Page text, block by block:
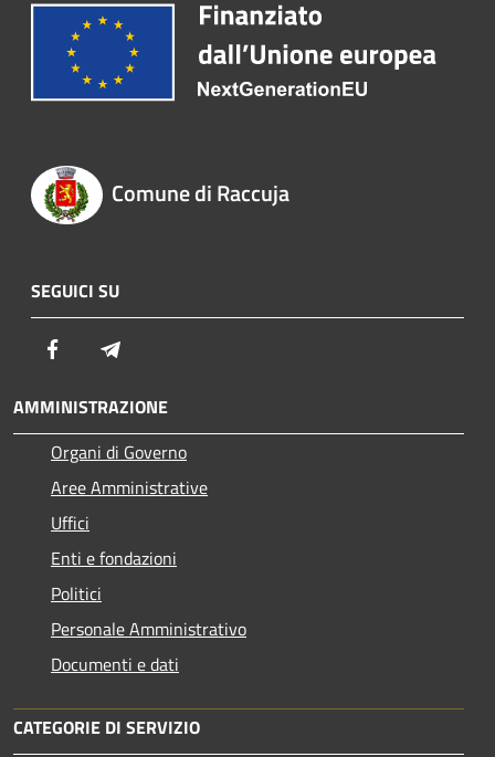
Comune di Raccuja
SEGUICI SU
Facebook
AMMINISTRAZIONE
Organi di Governo
Aree Amministrative
Uffici
Enti e fondazioni
Politici
Personale Amministrativo
Documenti e dati
CATEGORIE DI SERVIZIO